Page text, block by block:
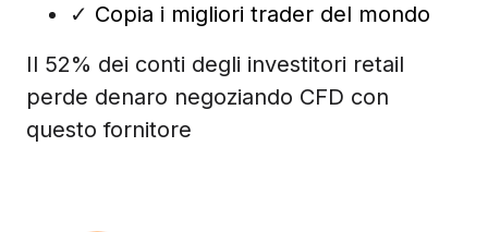
✓ Copia i migliori trader del mondo
Il 52% dei conti degli investitori retail
perde denaro negoziando CFD con
questo fornitore